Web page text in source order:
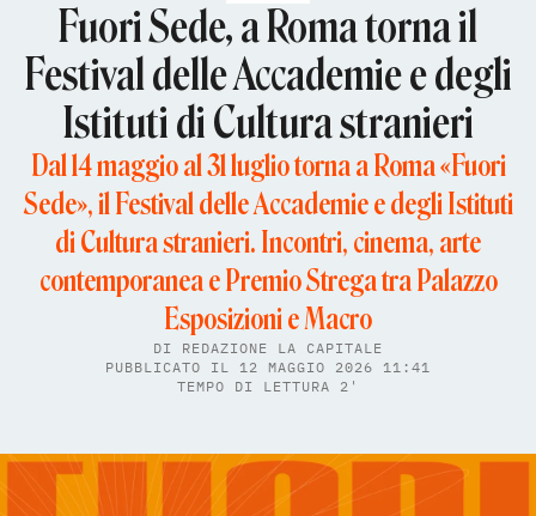
Fuori Sede, a Roma torna il
Festival delle Accademie e degli
Istituti di Cultura stranieri
Dal 14 maggio al 31 luglio torna a Roma «Fuori
Sede», il Festival delle Accademie e degli Istituti
di Cultura stranieri. Incontri, cinema, arte
contemporanea e Premio Strega tra Palazzo
Esposizioni e Macro
DI REDAZIONE LA CAPITALE
PUBBLICATO IL 12 MAGGIO 2026 11:41
TEMPO DI LETTURA 2'